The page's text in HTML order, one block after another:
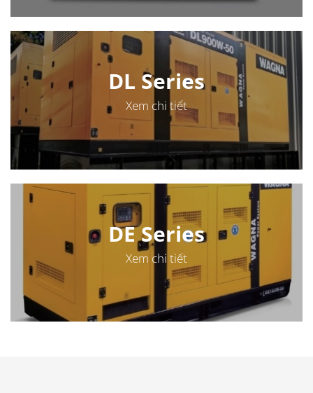
DL Series
Xem chi tiết
DE Series
Xem chi tiết